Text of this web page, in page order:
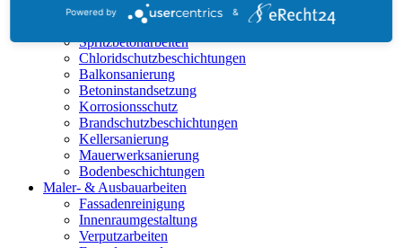
CFK-Lamellen
Garagenbeschichtung
Spritzbetonarbeiten
Chloridschutzbeschichtungen
Balkonsanierung
Betoninstandsetzung
Korrosionsschutz
Brandschutzbeschichtungen
Kellersanierung
Mauerwerksanierung
Bodenbeschichtungen
Maler- & Ausbauarbeiten
Fassadenreinigung
Innenraumgestaltung
Verputzarbeiten
Powered by &